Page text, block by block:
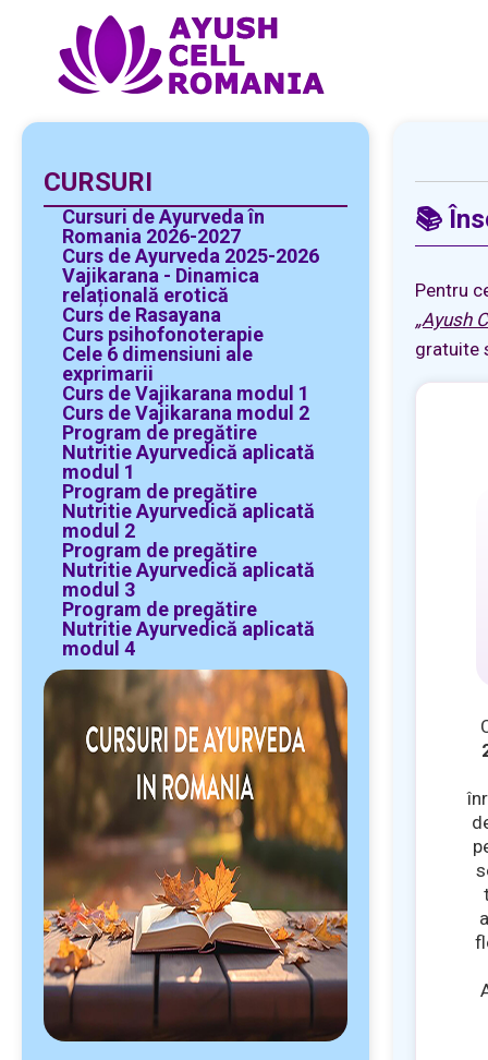
CURSURI
Cursuri de Ayurveda în
Romania 2026-2027
Curs de Ayurveda 2025-2026
Vajikarana - Dinamica
relațională erotică
Curs de Rasayana
Curs psihofonoterapie
Cele 6 dimensiuni ale
exprimarii
Curs de Vajikarana modul 1
Curs de Vajikarana modul 2
Program de pregătire
Nutritie Ayurvedică aplicată
modul 1
Program de pregătire
Nutritie Ayurvedică aplicată
modul 2
Program de pregătire
Nutritie Ayurvedică aplicată
modul 3
Program de pregătire
Nutritie Ayurvedică aplicată
modul 4
📚
Pentru
„Ayush
gratuite